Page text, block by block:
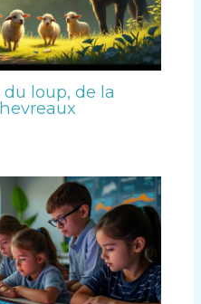
loup, de la